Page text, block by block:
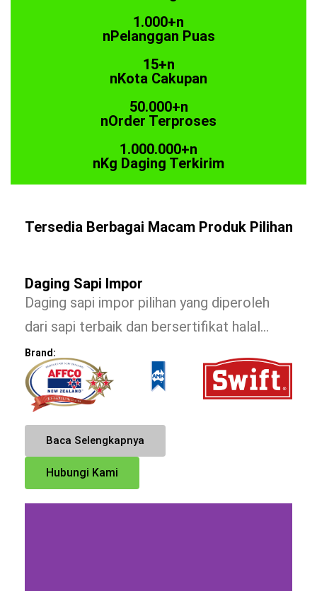
1.000+n
nPelanggan Puas
15+n
nKota Cakupan
50.000+n
nOrder Terproses
1.000.000+n
nKg Daging Terkirim
Tersedia Berbagai Macam Produk Pilihan
Daging Sapi Impor
Daging sapi impor pilihan yang diperoleh
dari sapi terbaik dan bersertifikat halal…
Brand:
Baca Selengkapnya
Hubungi Kami